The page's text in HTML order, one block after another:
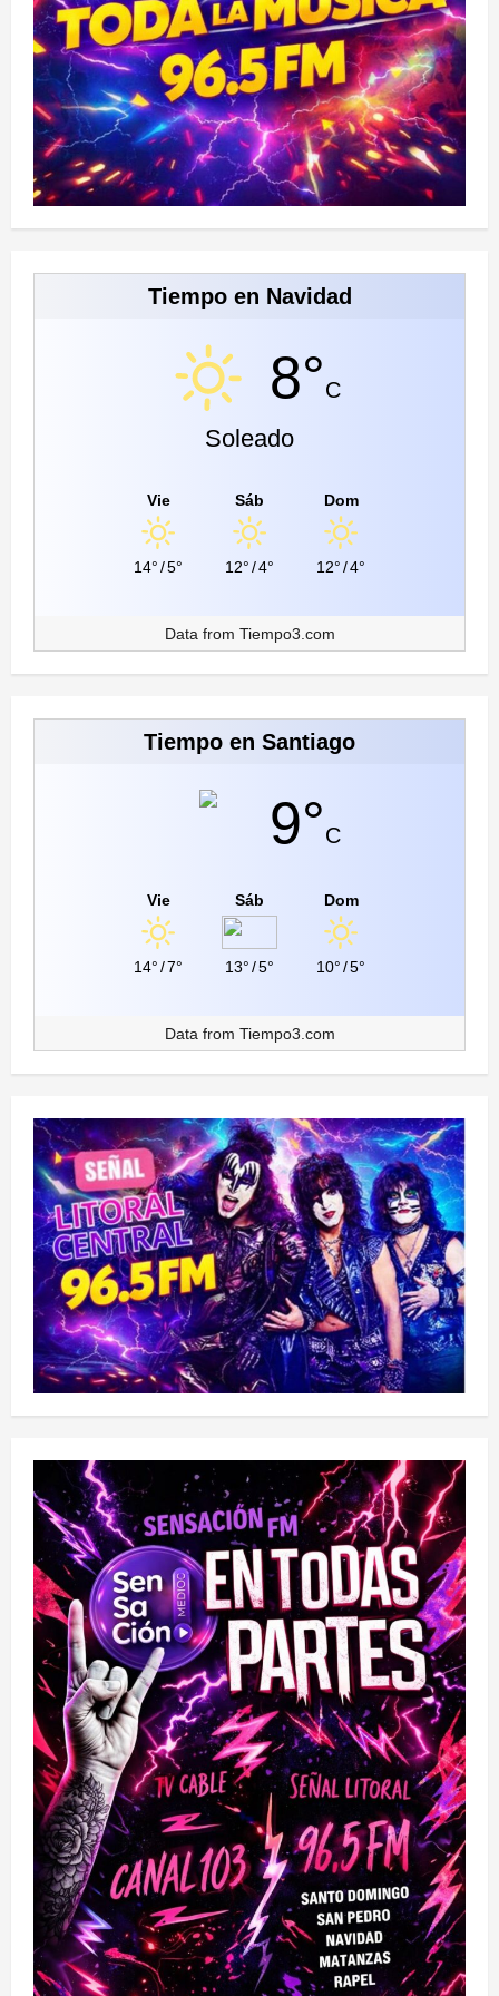
Tiempo en Navidad
8°C
Soleado
Vie
14°/5°
Sáb
12°/4°
Dom
12°/4°
Data from Tiempo3.com
Tiempo en Santiago
9°C
Vie
14°/7°
Sáb
13°/5°
Dom
10°/5°
Data from Tiempo3.com